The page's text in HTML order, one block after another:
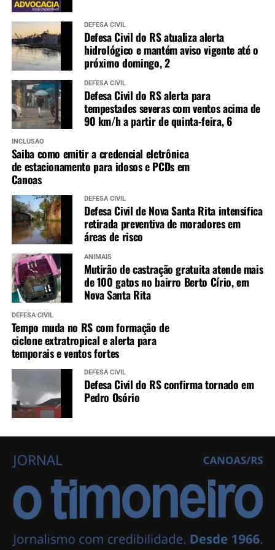
DEFESA CIVIL
Defesa Civil do RS atualiza alerta
hidrológico e mantém aviso vigente até o
próximo domingo, 2
DEFESA CIVIL
Defesa Civil do RS alerta para
tempestades severas com ventos acima de
90 km/h a partir de quinta-feira, 6
INCLUSÃO
Saiba como emitir a credencial eletrônica
de estacionamento para idosos e PCDs em
Canoas
DEFESA CIVIL
Defesa Civil de Nova Santa Rita intensifica
retirada preventiva de moradores em
áreas de risco
ANIMAIS
Mutirão de castração gratuita atende mais
de 100 gatos no bairro Berto Círio, em
Nova Santa Rita
DEFESA CIVIL
Tempo muda no RS com formação de
ciclone extratropical e alerta para
temporais e ventos fortes
DEFESA CIVIL
Defesa Civil do RS confirma tornado em
Pedro Osório